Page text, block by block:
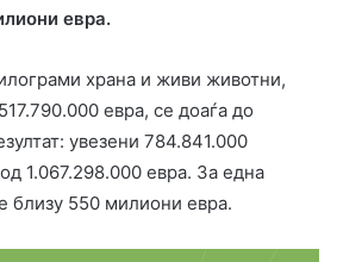
евра.
храна и живи животни,
евра, се доаѓа до
увезени 784.841.000
1.067.298.000 евра. За една
близу 550 милиони евра.